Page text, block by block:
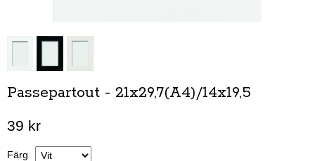
Passepartout - 21x29,7(A4)/14x19,5
39 kr
Färg